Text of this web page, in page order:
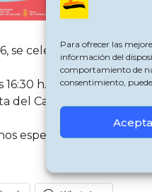
Para ofrecer las
información del
comportamiento de
consentimiento,
se celebra la Fiesta
16:30 h., y hasta las
del Cartero Real y una
espera!